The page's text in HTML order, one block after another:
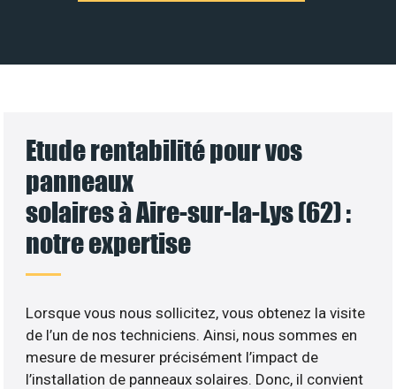
Etude rentabilité pour vos
panneaux
solaires à Aire-sur-la-Lys (62) :
notre expertise
Lorsque vous nous sollicitez, vous obtenez la visite
de l’un de nos techniciens. Ainsi, nous sommes en
mesure de mesurer précisément l’impact de
l’installation de panneaux solaires. Donc, il convient